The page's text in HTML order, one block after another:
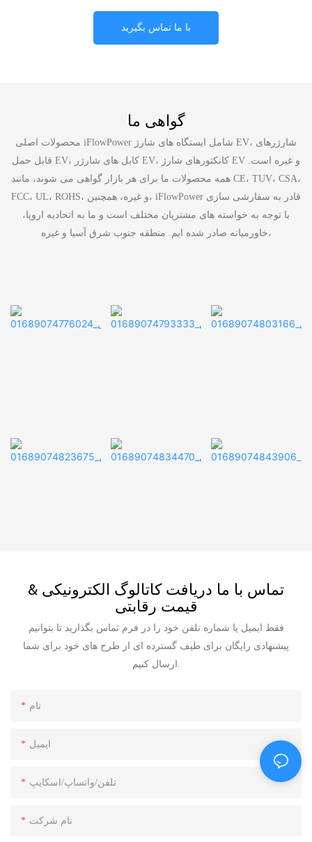
با ما تماس بگیرید
گواهی ما
محصولات اصلی iFlowPower شامل ایستگاه های شارژ EV، شارژرهای
قابل حمل EV، کابل های شارژر EV، کانکتورهای شارژ EV و غیره است.
همه محصولات ما برای هر بازار گواهی می شوند، مانند CE، TUV، CSA،
FCC، UL، ROHS، و غیره، همچنین، iFlowPower قادر به سفارشی سازی
با توجه به خواسته های مشتریان مختلف است و ما به اتحادیه اروپا،
خاورمیانه صادر شده ایم. منطقه جنوب شرق آسیا و غیره،
تماس با ما دریافت کاتالوگ الکترونیکی &
قیمت رقابتی
فقط ایمیل یا شماره تلفن خود را در فرم تماس بگذارید تا بتوانیم
پیشنهادی رایگان برای طیف گسترده ای از طرح های خود برای شما
ارسال کنیم.
نام
ایمیل
تلفن/واتساپ/اسکایپ
نام شرکت